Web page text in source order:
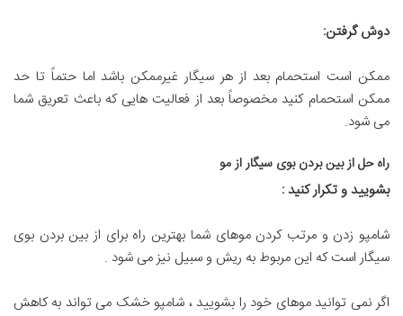
دوش گرفتن:
ممکن است استحمام بعد از هر سیگار غیرممکن باشد اما حتماً تا حد
ممکن استحمام کنید مخصوصاً بعد از فعالیت هایی که باعث تعریق شما
می شود.
راه حل از بین بردن بوی سیگار از مو
بشویید و تکرار کنید:
شامپو زدن و مرتب کردن موهای شما بهترین راه برای از بین بردن بوی
سیگار است که این مربوط به ریش و سبیل نیز می شود .
اگر نمی توانید موهای خود را بشویید ، شامپو خشک می تواند به کاهش